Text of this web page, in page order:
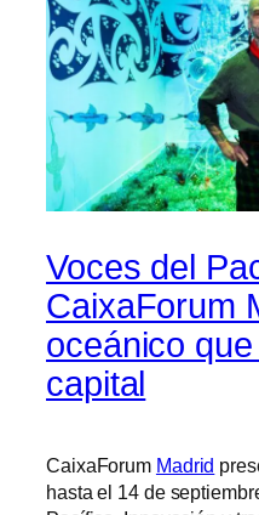
Voces del
CaixaForum
oceánico
capital
CaixaForum Madrid
hasta el 14 de